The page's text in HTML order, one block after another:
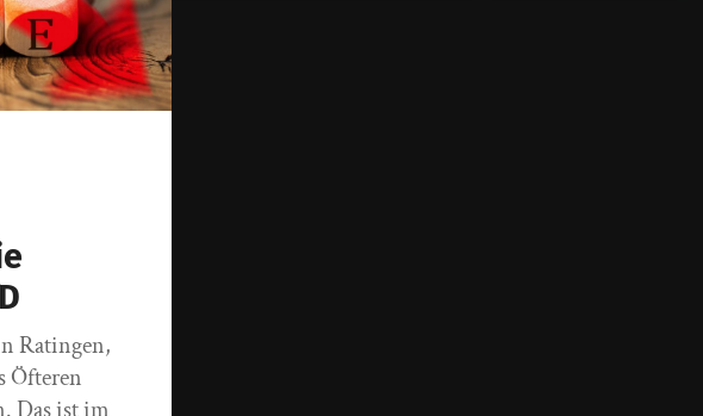
Ratingen,
Öfteren